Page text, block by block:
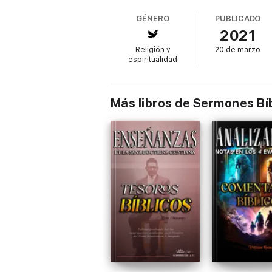
es que debería interesarnos lo que dice
y luego ver su aplicación a nosotros.Lucas
GÉNERO
Religión y
espiritualidad
PUBLICADO
2021
20 de marzo
Más libros de Sermones